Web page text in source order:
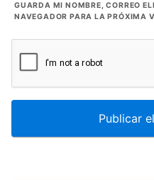
GUARDA MI NOMBRE, CORREO
NAVEGADOR PARA LA PRÓXIMA